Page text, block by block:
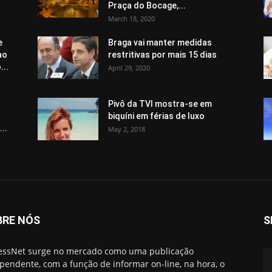
Praça do Bocage,...
March 18, 2020
Braga vai manter medidas
restritivas por mais 15 dias
April 29, 2020
Pivô da TVI mostra-se em
biquíni em férias de luxo
May 2, 2018
NÓS
surge no mercado como uma publicação
com a função de informar on-line, na hora, o